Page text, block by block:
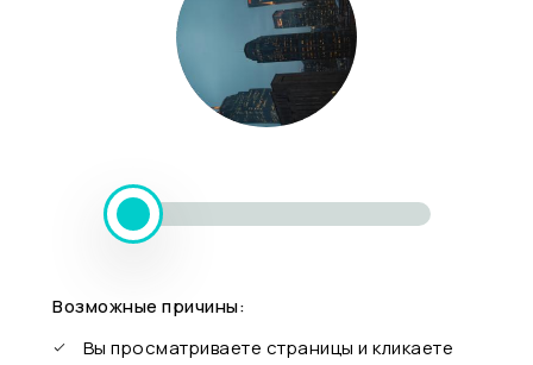
Возможные причины:
Вы просматриваете страницы и кликаете